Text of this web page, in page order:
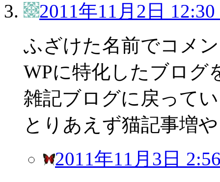
2011年11月2日
ふざけた名前でコメ
WPに特化したブログ
雑記ブログに戻って
とりあえず猫記事増
2011年11月3日